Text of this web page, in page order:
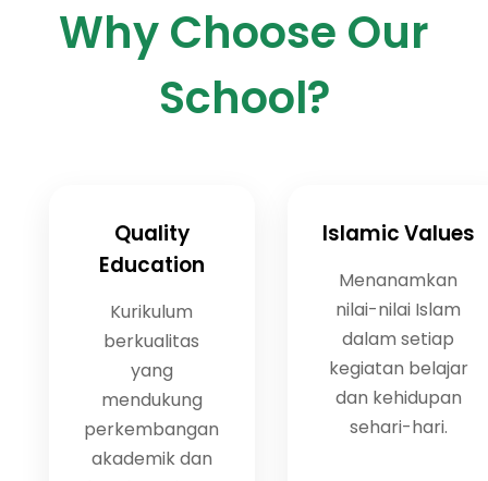
Why Choose Our
School?
Quality
Education
Kurikulum
berkualitas
yang
mendukung
perkembangan
akademik dan
Islamic Values
Menanamkan
nilai-nilai Islam
dalam setiap
kegiatan belajar
dan kehidupan
sehari-hari.